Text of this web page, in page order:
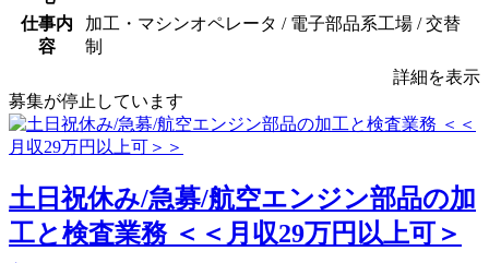
仕事内
容
加工・マシンオペレータ / 電子部品系工場 / 交替
制
詳細を表示
募集が停止しています
土日祝休み/急募/航空エンジン部品の加
工と検査業務 ＜＜月収29万円以上可＞